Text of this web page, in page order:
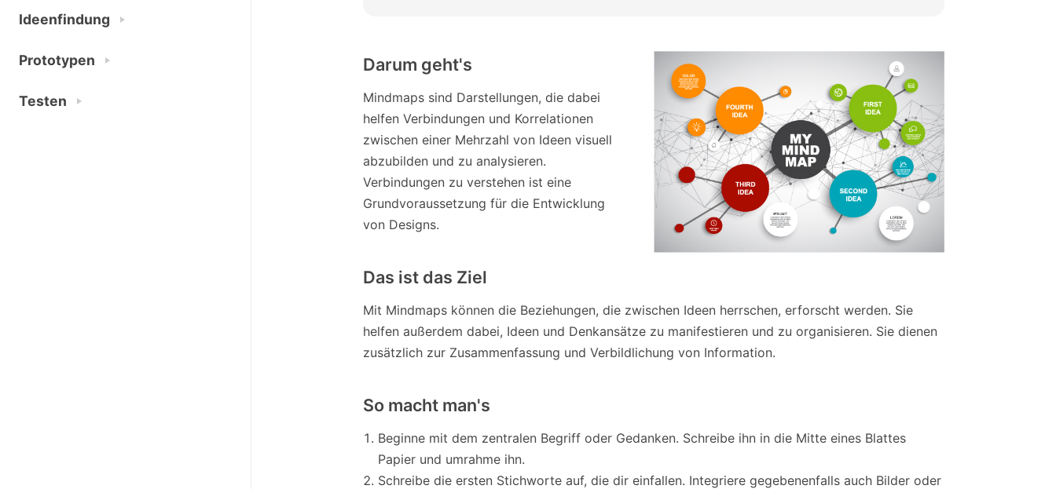
Ideenfindung
Prototypen
Testen
Darum geht's
Mindmaps sind Darstellungen, die dabei
helfen Verbindungen und Korrelationen
zwischen einer Mehrzahl von Ideen visuell
abzubilden und zu analysieren.
Verbindungen zu verstehen ist eine
Grundvoraussetzung für die Entwicklung
von Designs.
Das ist das Ziel
Mit Mindmaps können die Beziehungen, die zwischen Ideen herrschen, erforscht werden. Sie
helfen außerdem dabei, Ideen und Denkansätze zu manifestieren und zu organisieren. Sie dienen
zusätzlich zur Zusammenfassung und Verbildlichung von Information.
So macht man's
Beginne mit dem zentralen Begriff oder Gedanken. Schreibe ihn in die Mitte eines Blattes
Papier und umrahme ihn.
Schreibe die ersten Stichworte auf, die dir einfallen. Integriere gegebenenfalls auch Bilder oder